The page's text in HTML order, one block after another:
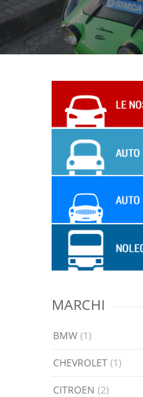
MARCHI
BMW (1)
CHEVROLET (1)
CITROEN (2)